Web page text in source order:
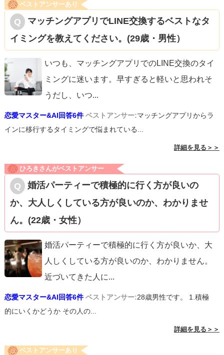
ベストアンサーあり
マッチングアプリでLINE交換するベストなタ
イミングを教えてください。(29歳・男性）
いつも、マッチングアプリでのLINE交換のタイ
ミングに迷います。早すぎると軽いと思われそ
うだし、いつ...
恋愛マスター&AI回答6件 ベストアンサー:マッチングアプリからラ
インに移行するタイミングで悩まれている...
詳細を見る＞＞
ひろきさんがベストアンサー
婚活パーティーで積極的に行く方が良いの
か、大人しくしている方が良いのか、わかりませ
ん。(22歳・女性）
婚活パーティーで積極的に行く方が良いか、大
人しくしている方が良いのか、わかりません。
近づいてきた人に...
恋愛マスター&AI回答6件 ベストアンサー:28歳男性です。 1.積極
的にいくかどうか その人の...
詳細を見る＞＞
ベストアンサーあり